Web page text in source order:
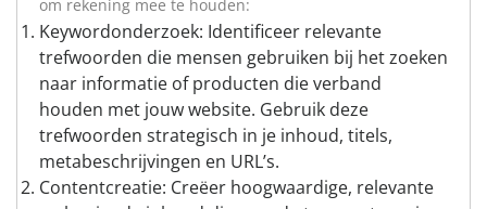
om rekening mee te houden:
Keywordonderzoek: Identificeer relevante
trefwoorden die mensen gebruiken bij het zoeken
naar informatie of producten die verband
houden met jouw website. Gebruik deze
trefwoorden strategisch in je inhoud, titels,
metabeschrijvingen en URL’s.
Contentcreatie: Creëer hoogwaardige, relevante